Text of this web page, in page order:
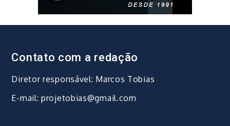
Contato com a redação
Diretor responsável: Marcos Tobias
E-mail: projetobias@gmail.com